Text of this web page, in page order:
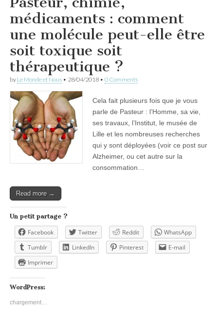
médicaments : comment
une molécule peut-elle être
soit toxique soit
thérapeutique ?
by Le Monde et Nous • 28/04/2018 • 0 Comments
Cela fait plusieurs fois que je vous
parle de Pasteur : l’Homme, sa vie,
ses travaux, l’Institut, le musée de
Lille et les nombreuses recherches
qui y sont déployées (voir ce post sur
Alzheimer, ou cet autre sur la
consommation…
Read more →
Un petit partage ?
Facebook Twitter Reddit
WhatsApp
Tumblr
LinkedIn Pinterest
E-mail
Imprimer
WordPress:
chargement…